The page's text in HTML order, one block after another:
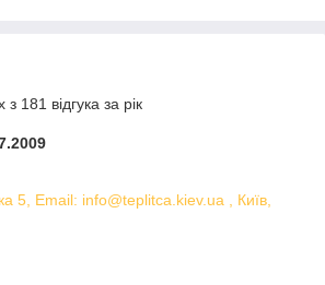
181 відгука за рік
5, Email: info@teplitca.kiev.ua , Київ,